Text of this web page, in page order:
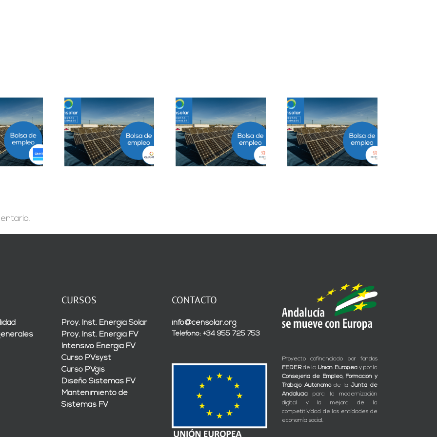
Prácticas
B2B en
Sevilla
Solar Testing
Technician en Madrid
Project Manager
BESS en Ciudad de
México
Closer B2B Energía
Grandes Cuentas en
Málaga
CURSOS
Proy. Inst. Energía Solar
Proy. Inst. Energía FV
Intensivo Energía FV
Curso PVsyst
Curso PVgis
Diseño Sistemas FV
Mantenimiento de
Sistemas FV
CONTACTO
info@censolar.org
Teléfono: +34 955 725 753
Proyecto cofinanciado por fondos
FEDERde la Unión Europeay por la
Consejería de Empleo, Formación y
Trabajo Autónomode laJunta de
Andalucía para la modernización
digital y la mejora de la
competitividad de las entidades de
economía social.